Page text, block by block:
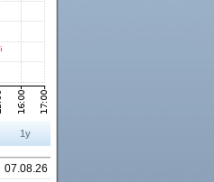
1y
07.08.26